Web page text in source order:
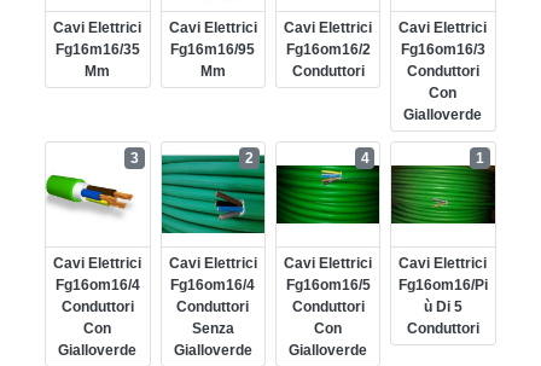
Cavi Elettrici
Fg16m16/35
Mm
Cavi Elettrici
Fg16m16/95
Mm
Cavi Elettrici
Fg16om16/2
Conduttori
Cavi Elettrici
Fg16om16/3
Conduttori
Con
Gialloverde
Cavi Elettrici
Fg16om16/4
Conduttori
Con
Gialloverde
3
Cavi Elettrici
Fg16om16/4
Conduttori
Senza
Gialloverde
2
Cavi Elettrici
Fg16om16/5
Conduttori
Con
Gialloverde
4
Cavi Elettrici
Fg16om16/pi
Ù Di 5
Conduttori
1